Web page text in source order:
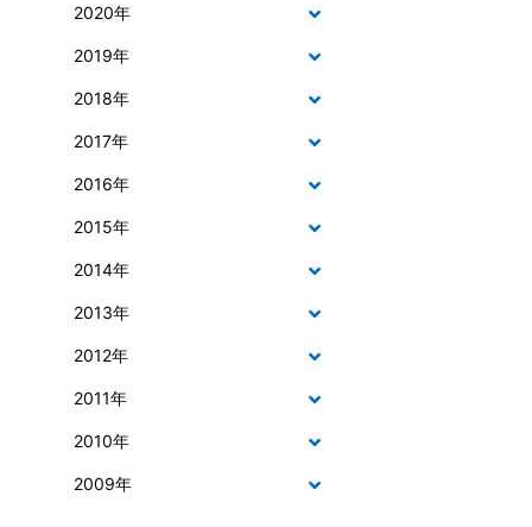
2020年
2019年
2018年
2017年
2016年
2015年
2014年
2013年
2012年
2011年
2010年
2009年